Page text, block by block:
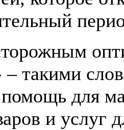
такими
для
и услуг